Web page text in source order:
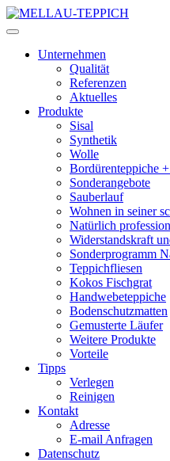
Unternehmen
Qualität
Referenzen
Aktuelles
Produkte
Sisal
Synthetik
Wolle
Bordürenteppiche
Sonderangebote
Sauberlauf
Wohnen in seiner
Natürlich
Widerstandskraft
Sonderprogramm
Teppichfliesen
Kokos Fischgrat
Handwebeteppiche
Bodenschutzmatten
Gemusterte Läufer
Weitere Produkte
Vorteile
Tipps
Verlegen
Reinigen
Kontakt
Adresse
E-mail Anfragen
Datenschutz